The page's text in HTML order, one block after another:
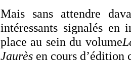
Mais sans attendre
intéressants signalés
place au sein du volume
Jaurès en cours d’édition